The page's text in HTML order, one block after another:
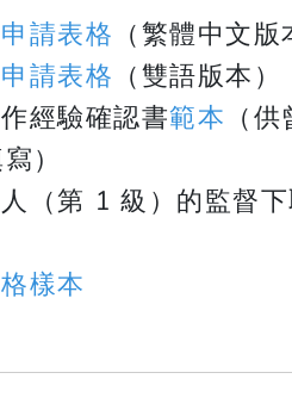
請表格 （繁體中文版
請表格 （雙語版本）
經驗確認書範本 （
）
（第 1 級）的監督下
樣本